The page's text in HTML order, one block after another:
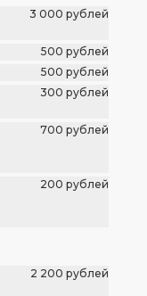
2 200 рублей
500 рублей
500 рублей
300 рублей
700 рублей
200 рублей
3 000 рублей